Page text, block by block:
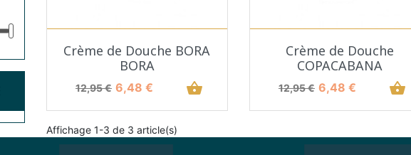
Aperçu rapide
Crème de Douche BORA
BORA
Prix de base
12,95 € Prix
6,48 € shopping_basket
Aperçu rapide
Crème de Douche
COPACABANA
Prix de base
12,95 € Prix
6,48 € shopping_basket
Affichage 1-3 de 3 article(s)